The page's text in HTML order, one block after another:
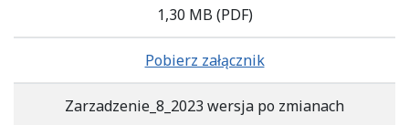
1,30 MB (PDF)
Pobierz załącznik
Zarzadzenie_8_2023 wersja po zmianach